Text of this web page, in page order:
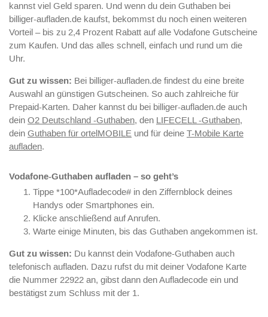
kannst viel Geld sparen. Und wenn du dein Guthaben bei
billiger-aufladen.de kaufst, bekommst du noch einen weiteren
Vorteil – bis zu 2,4 Prozent Rabatt auf alle Vodafone Gutscheine
zum Kaufen. Und das alles schnell, einfach und rund um die
Uhr.
Gut zu wissen: Bei billiger-aufladen.de findest du eine breite
Auswahl an günstigen Gutscheinen. So auch zahlreiche für
Prepaid-Karten. Daher kannst du bei billiger-aufladen.de auch
dein O2 Deutschland -Guthaben, den LIFECELL -Guthaben,
dein Guthaben für ortelMOBILE und für deine T-Mobile Karte
aufladen.
Vodafone-Guthaben aufladen – so geht’s
Tippe *100*Aufladecode# in den Ziffernblock deines
Handys oder Smartphones ein.
Klicke anschließend auf Anrufen.
Warte einige Minuten, bis das Guthaben angekommen ist.
Gut zu wissen: Du kannst dein Vodafone-Guthaben auch
telefonisch aufladen. Dazu rufst du mit deiner Vodafone Karte
die Nummer 22922 an, gibst dann den Aufladecode ein und
bestätigst zum Schluss mit der 1.